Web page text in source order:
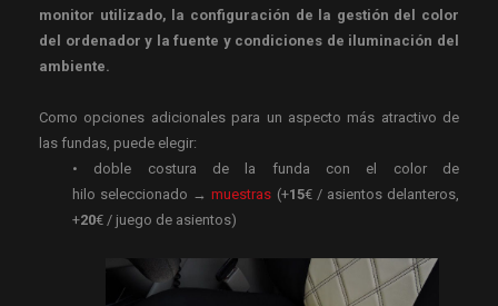
monitor utilizado, la configuración de la gestión del color
del ordenador y la fuente y condiciones de iluminación del
ambiente.
Como opciones adicionales para un aspecto más atractivo de
las fundas, puede elegir:
• doble costura de la funda con el color de
hilo seleccionado →muestras (+15€ / asientos delanteros,
+20€ / juego de asientos)